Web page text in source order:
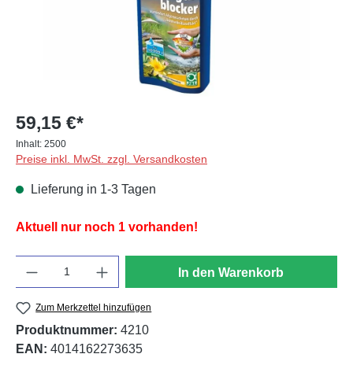
59,15 €*
Inhalt: 2500
Preise inkl. MwSt. zzgl. Versandkosten
Lieferung in 1-3 Tagen
Aktuell nur noch 1 vorhanden!
In den Warenkorb
Zum Merkzettel hinzufügen
Produktnummer: 4210
EAN: 4014162273635